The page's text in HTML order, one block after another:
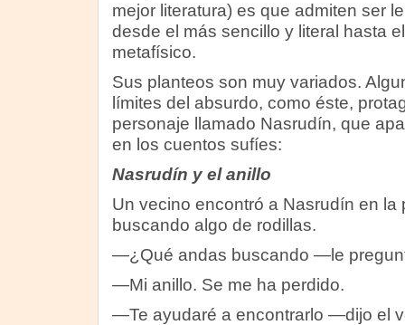
mejor literatura) es que admiten ser
desde el más sencillo y literal hasta
metafísico.
Sus planteos son muy variados.
límites del absurdo, como éste,
personaje llamado Nasrudín, que
en los cuentos sufíes:
Nasrudín y el anillo
Un vecino encontró a Nasrudín en la
buscando algo de rodillas.
—¿Qué andas buscando —le
—Mi anillo. Se me ha perdido.
—Te ayudaré a encontrarlo —dijo el